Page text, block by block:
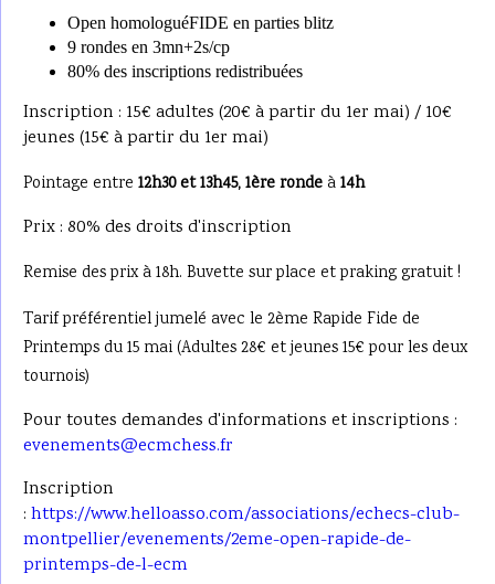
Open homologuéFIDE en parties blitz
9 rondes en 3mn+2s/cp
80% des inscriptions redistribuées
Inscription : 15€ adultes (20€ à partir du 1er mai) / 10€
jeunes (15€ à partir du 1er mai)
Pointage entre 12h30 et 13h45,1ère ronde à14h
Prix : 80% des droits d'inscription
Remise des prix à 18h. Buvette sur place et praking gratuit !
Tarif préférentiel jumelé avec le 2ème Rapide Fide de
Printemps du 15 mai (Adultes 28€ et jeunes 15€ pour les deux
tournois)
Pour toutes demandes d'informations et inscriptions :
evenements@ecmchess.fr
Inscription
: https://www.helloasso.com/associations/echecs-club-
montpellier/evenements/2eme-open-rapide-de-
printemps-de-l-ecm